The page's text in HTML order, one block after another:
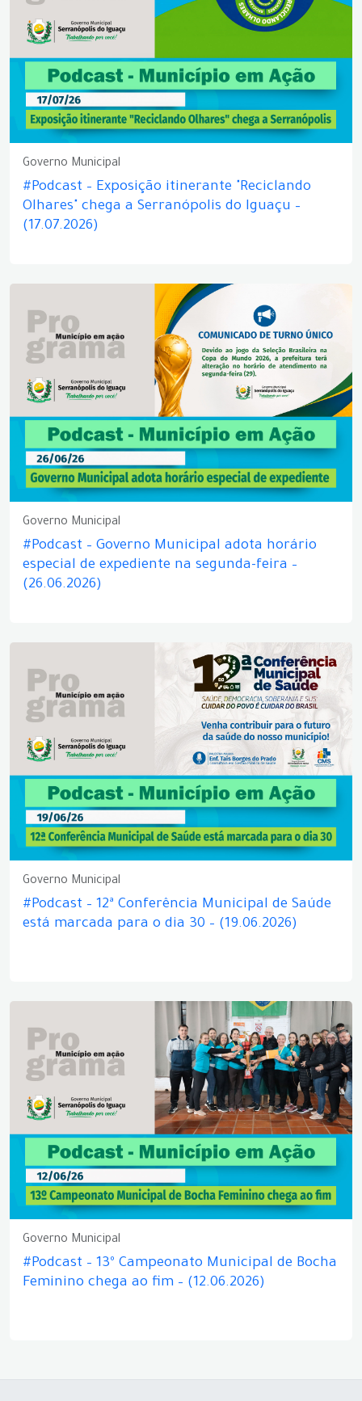
Governo Municipal
#Podcast – Exposição itinerante "Reciclando
Olhares" chega a Serranópolis do Iguaçu –
(17.07.2026)
Governo Municipal
#Podcast – Governo Municipal adota horário
especial de expediente na segunda-feira –
(26.06.2026)
Governo Municipal
#Podcast – 12ª Conferência Municipal de Saúde
está marcada para o dia 30 – (19.06.2026)
Governo Municipal
#Podcast – 13º Campeonato Municipal de Bocha
Feminino chega ao fim – (12.06.2026)